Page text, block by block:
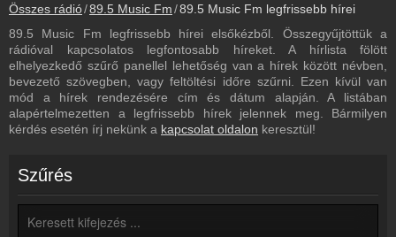
89.5 Music Fm
Vissza a 89.5 Music Fm oldalára
Bejelentkezés
Hozz létre saját fiókot!
Archívum
89.5 Music Fm korábbi adásai
Partnerek
Összes rádió 89.5 Music Fm 89.5 Music Fm legfrissebb hírei
89.5 Music Fm legfrissebb hírei elsőkézből. Összegyűjtöttük a
rádióval kapcsolatos legfontosabb híreket. A hírlista fölött
elhelyezkedő szűrő panellel lehetőség van a hírek között névben,
bevezető szövegben, vagy feltöltési időre szűrni. Ezen kívül van
mód a hírek rendezésére cím és dátum alapján. A listában
alapértelmezetten a legfrissebb hírek jelennek meg. Bármilyen
kérdés esetén írj nekünk a kapcsolat oldalon keresztül!
Szűrés